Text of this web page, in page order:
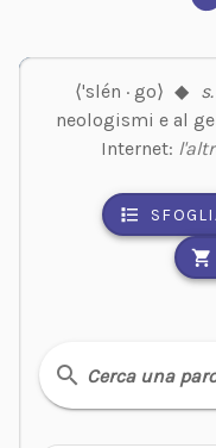
⟨'slén · go⟩ ◆
neologismi e al
Internet:
Cerca una